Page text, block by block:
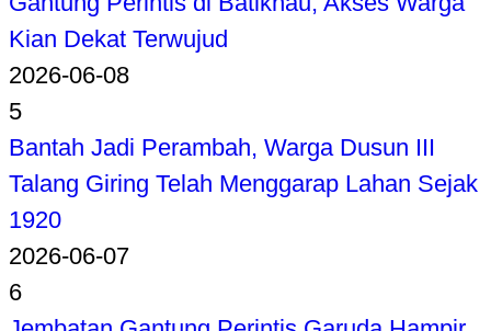
Kian Dekat Terwujud
2026-06-08
5
Bantah Jadi Perambah, Warga Dusun III
Talang Giring Telah Menggarap Lahan Sejak
1920
2026-06-07
6